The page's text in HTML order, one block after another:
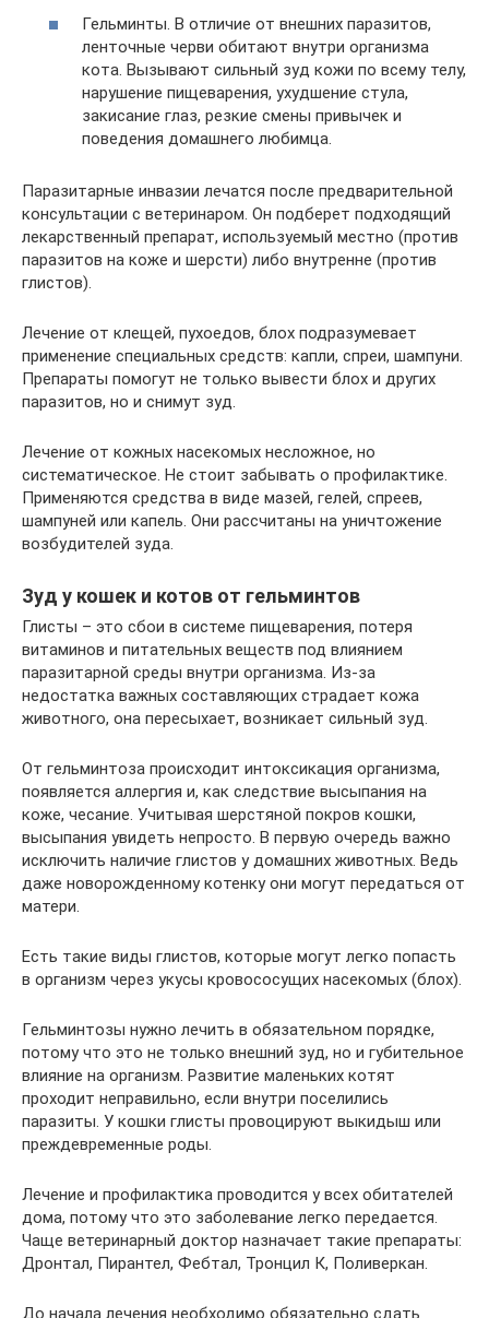
Гельминты. В отличие от внешних паразитов,
ленточные черви обитают внутри организма
кота. Вызывают сильный зуд кожи по всему телу,
нарушение пищеварения, ухудшение стула,
закисание глаз, резкие смены привычек и
поведения домашнего любимца.
Паразитарные инвазии лечатся после предварительной
консультации с ветеринаром. Он подберет подходящий
лекарственный препарат, используемый местно (против
паразитов на коже и шерсти) либо внутренне (против
глистов).
Лечение от клещей, пухоедов, блох подразумевает
применение специальных средств: капли, спреи, шампуни.
Препараты помогут не только вывести блох и других
паразитов, но и снимут зуд.
Лечение от кожных насекомых несложное, но
систематическое. Не стоит забывать о профилактике.
Применяются средства в виде мазей, гелей, спреев,
шампуней или капель. Они рассчитаны на уничтожение
возбудителей зуда.
Зуд у кошек и котов от гельминтов
Глисты – это сбои в системе пищеварения, потеря
витаминов и питательных веществ под влиянием
паразитарной среды внутри организма. Из-за
недостатка важных составляющих страдает кожа
животного, она пересыхает, возникает сильный зуд.
От гельминтоза происходит интоксикация организма,
появляется аллергия и, как следствие высыпания на
коже, чесание. Учитывая шерстяной покров кошки,
высыпания увидеть непросто. В первую очередь важно
исключить наличие глистов у домашних животных. Ведь
даже новорожденному котенку они могут передаться от
матери.
Есть такие виды глистов, которые могут легко попасть
в организм через укусы кровососущих насекомых (блох).
Гельминтозы нужно лечить в обязательном порядке,
потому что это не только внешний зуд, но и губительное
влияние на организм. Развитие маленьких котят
проходит неправильно, если внутри поселились
паразиты. У кошки глисты провоцируют выкидыш или
преждевременные роды.
Лечение и профилактика проводится у всех обитателей
дома, потому что это заболевание легко передается.
Чаще ветеринарный доктор назначает такие препараты:
Дронтал, Пирантел, Фебтал, Тронцил К, Поливеркан.
До начала лечения необходимо обязательно сдать